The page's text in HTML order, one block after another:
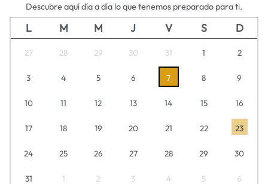
Descubre aquí día a día lo que tenemos preparado para ti.
L M M J V S D
27 28 29 30 31 1 2
3 4 5 6 7 8 9
10 11 12 13 14 15 16
17 18 19 20 21 22 23
24 25 26 27 28 29 30
31 1 2 3 4 5 6